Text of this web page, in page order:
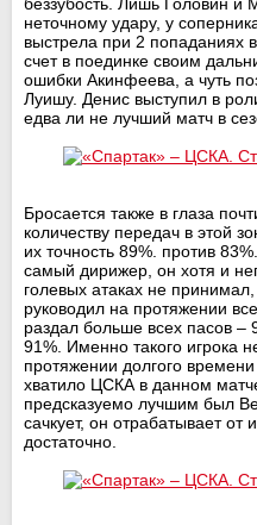
неточному удару, у
выстрела при 2 попаданиях
счет в поединке своим
ошибки Акинфеева, а чуть
Луишу. Денис выступил в
едва ли не лучший матч в
Бросается также в глаза
количеству передач в этой
их точность 89%. против
самый дирижер, он хотя и
голевых атаках не
руководил на протяжении
раздал больше всех пасов –
91%. Именно такого игрока
протяжении долгого
хватило ЦСКА в данном
предсказуемо лучшим был
сачкует, он отрабатывает от
достаточно.